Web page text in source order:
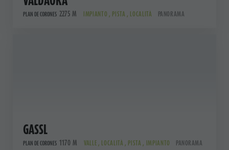
PLAN DE CORONES 2275 M IMPIANTO , PISTA , LOCALITÀ PANORAMA
GASSL
PLAN DE CORONES 1170 M VALLE , LOCALITÀ , PISTA , IMPIANTO PANORAMA